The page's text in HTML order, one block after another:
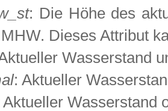
: Die Höhe des
Dieses Attribut
Wasserstand
: Aktueller
Aktueller Wasserstand